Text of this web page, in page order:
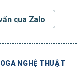
qua Zalo
NGHỆ THUẬT